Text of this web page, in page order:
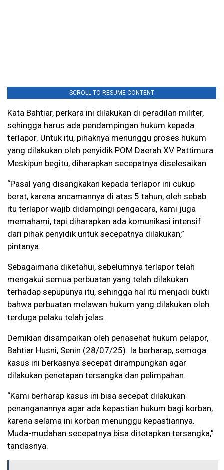
SCROLL TO RESUME CONTENT
Kata Bahtiar, perkara ini dilakukan di peradilan militer,
sehingga harus ada pendampingan hukum kepada
terlapor. Untuk itu, pihaknya menunggu proses hukum
yang dilakukan oleh penyidik POM Daerah XV Pattimura.
Meskipun begitu, diharapkan secepatnya diselesaikan.
“Pasal yang disangkakan kepada terlapor ini cukup
berat, karena ancamannya di atas 5 tahun, oleh sebab
itu terlapor wajib didampingi pengacara, kami juga
memahami, tapi diharapkan ada komunikasi intensif
dari pihak penyidik untuk secepatnya dilakukan,”
pintanya.
Sebagaimana diketahui, sebelumnya terlapor telah
mengakui semua perbuatan yang telah dilakukan
terhadap sepupunya itu, sehingga hal itu menjadi bukti
bahwa perbuatan melawan hukum yang dilakukan oleh
terduga pelaku telah jelas.
Demikian disampaikan oleh penasehat hukum pelapor,
Bahtiar Husni, Senin (28/07/25). Ia berharap, semoga
kasus ini berkasnya secepat dirampungkan agar
dilakukan penetapan tersangka dan pelimpahan.
“Kami berharap kasus ini bisa secepat dilakukan
penanganannya agar ada kepastian hukum bagi korban,
karena selama ini korban menunggu kepastiannya.
Muda-mudahan secepatnya bisa ditetapkan tersangka,”
tandasnya.